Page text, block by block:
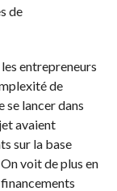
de
entrepreneurs
de
se lancer dans
avaient
sur la base
On voit de plus en